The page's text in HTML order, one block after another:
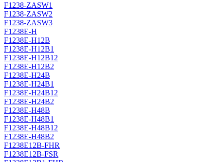
F1238-ZASW1
F1238-ZASW2
F1238-ZASW3
F1238E-H
F1238E-H12B
F1238E-H12B1
F1238E-H12B12
F1238E-H12B2
F1238E-H24B
F1238E-H24B1
F1238E-H24B12
F1238E-H24B2
F1238E-H48B
F1238E-H48B1
F1238E-H48B12
F1238E-H48B2
F1238E12B-FHR
F1238E12B-FSR